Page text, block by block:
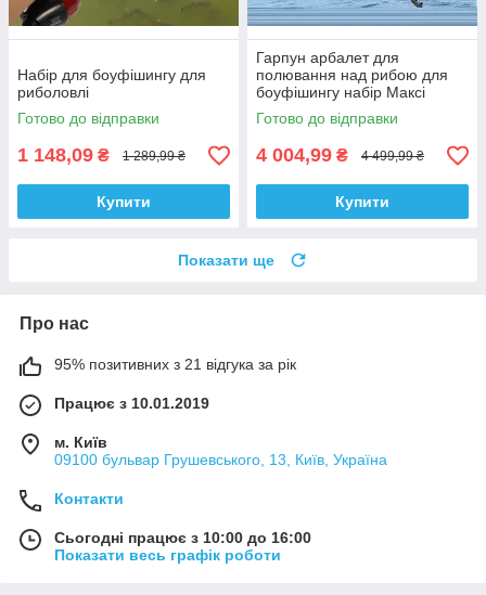
Набір для боуфішингу для
риболовлі
Готово до відправки
1 148,09 ₴ 1 289,99 ₴
Купити
Гарпун арбалет для
полювання над рибою для
боуфішингу набір Максі
Готово до відправки
4 004,99 ₴ 4 499,99 ₴
Купити
Показати ще
Про нас
95% позитивних з 21 відгука за рік
Працює з 10.01.2019
м. Київ
09100 бульвар Грушевського, 13, Київ, Україна
Контакти
Сьогодні працює з 10:00 до 16:00
Показати весь графік роботи